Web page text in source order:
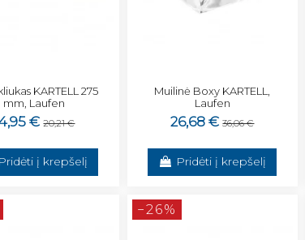
KARTELL 275
mm, Laufen
€ 20,21 €
Pridėti į krepšelį
Muilinė Boxy KARTELL,
Laufen
26,68 € 36,06 €
Pridėti į krepšelį
−26%